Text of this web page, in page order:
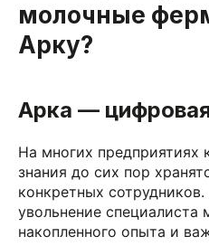
молочные
Арку?
Арка —
На многих предприятиях
знания до сих пор
конкретных
увольнение специалиста
накопленного опыта и